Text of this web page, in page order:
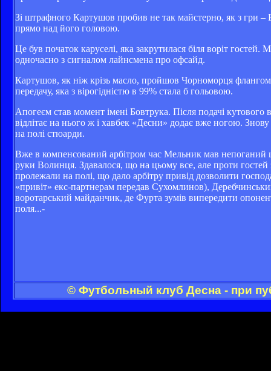
Зі штрафного Картушов пробив не так майстерно, як з гри –
прямо над його головою.
Це був початок каруселі, яка закрутилася біля воріт
одночасно з сигналом лайнсмена про офсайд.
Картушов, як ніж крізь масло, пройшов Чорноморця
передачу, яка з вірогідністю в 99% стала б гольовою.
Апогеєм став момент імені Бовтрука. Після подачі
відлітає на нього ж і хавбек «Десни» додає вже ногою.
на полі стюарди.
Вже в компенсований арбітром час Мельник мав непоганий
руки Волинця. Здавалося, що на цьому все, але проти
пролежали на полі, що дало арбітру привід дозволити
«привіт» екс-партнерам передав Сухомлинов),
воротарський майданчик, де Фурта зумів випередити
поля...-
© Футбольный клуб Десна - при